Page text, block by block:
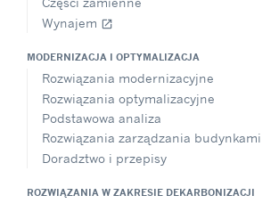
Wynajem open_in_new
MODERNIZACJA I OPTYMALIZACJA
Rozwiązania modernizacyjne
Rozwiązania optymalizacyjne
Podstawowa analiza
Rozwiązania zarządzania budynkami
Doradztwo i przepisy
ROZWIĄZANIA W ZAKRESIE DEKARBONIZACJI